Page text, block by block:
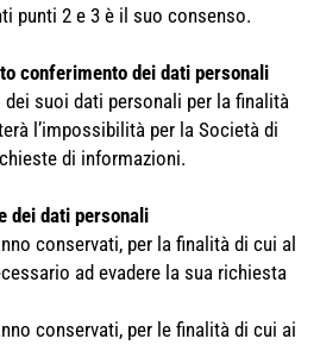
punti 2 e 3 è il suo consenso.
conferimento dei dati personali
suoi dati personali per la finalità
l’impossibilità per la Società di
di informazioni.
dei dati personali
conservati, per la finalità di cui al
ad evadere la sua richiesta
conservati, per le finalità di cui ai